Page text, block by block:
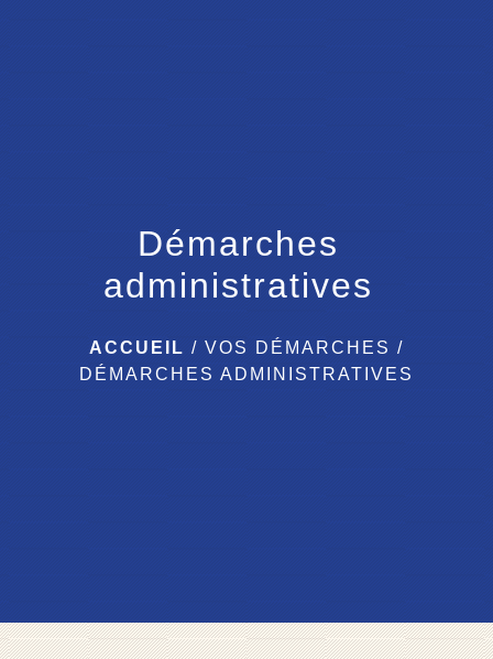
Démarches
administratives
ACCUEIL / VOS DÉMARCHES /
DÉMARCHES ADMINISTRATIVES